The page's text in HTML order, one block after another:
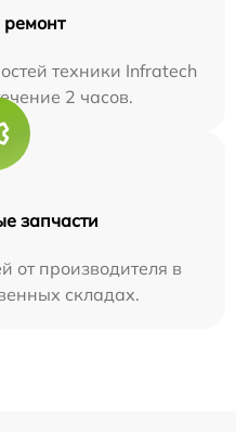
техники Infratech
2 часов.
запчасти
от производителя в
складах.